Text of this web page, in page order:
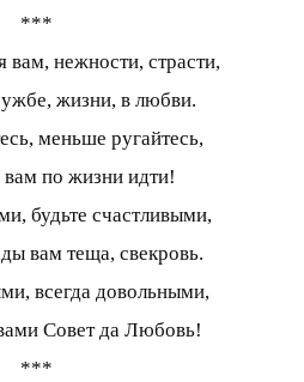
***
вам, нежности, страсти,
жизни, в любви.
меньше ругайтесь,
по жизни идти!
будьте счастливыми,
вам теща, свекровь.
всегда довольными,
Совет да Любовь!
***